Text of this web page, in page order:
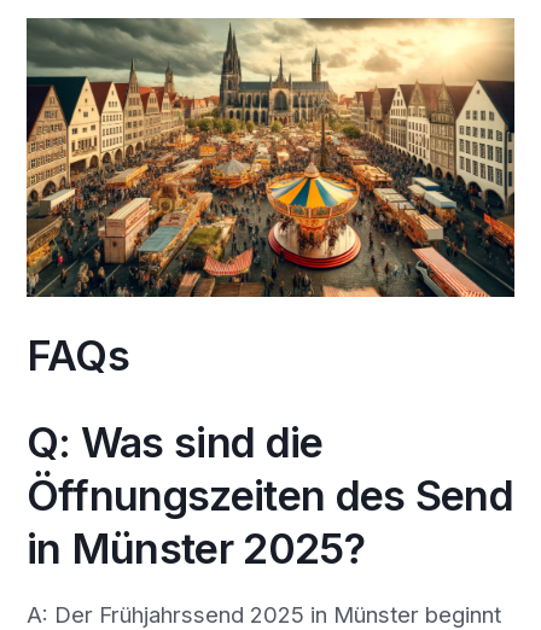
FAQs
Q: Was sind die
Öffnungszeiten des Send
in Münster 2025?
A: Der Frühjahrssend 2025 in Münster beginnt